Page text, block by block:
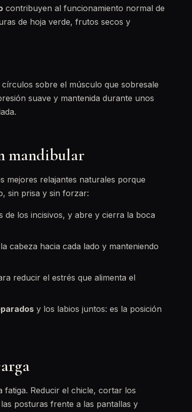
contribuyen al funcionamiento normal de
de hoja verde, frutos secos y
sobre el músculo que sobresale
suave y mantenida durante unos
mandibular
mejores relajantes naturales porque
sin prisa y sin forzar:
de los incisivos, y abre y cierra la boca
cabeza hacia cada lado y manteniendo
reducir el estrés que alimenta el
y los labios juntos: es la posición
fatiga. Reducir el chicle, cortar los
posturas frente a las pantallas y